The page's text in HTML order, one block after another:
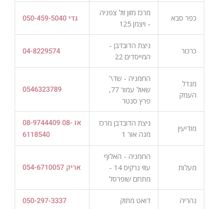
כפר סבא
מרכז מזון זול צפניה
- ויצמן 125
050-459-5040 גדי
כרכור
ניצת הדובדבן -
המייסדים 22
04-8229574
מגדל
העמק
החמניה - שד\'
שאול עמור 77,
פרץ סנטר
0546323789
מודיעין
ניצת הדובדבן מרכז
מגה אור 1
08-9744409 או 08-
6118540
מעלות
החמניה - האלוף
עוזי נרקיס 14 -
מתחם שופרסל
אריק 054-6710057
נהריה דואט מתוק 050-297-3337